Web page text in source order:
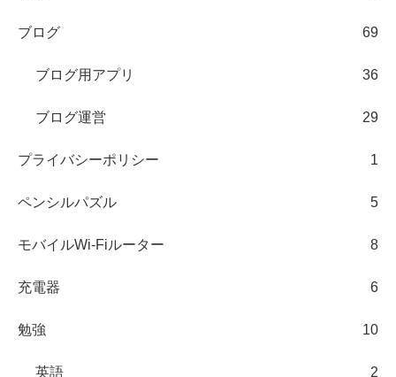
ブログ 69
ブログ用アプリ 36
ブログ運営 29
プライバシーポリシー 1
ペンシルパズル 5
モバイルWi-Fiルーター 8
充電器 6
勉強 10
英語 2